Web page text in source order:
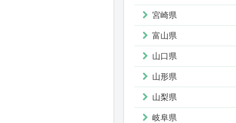
宮崎県
富山県
山口県
山形県
山梨県
岐阜県